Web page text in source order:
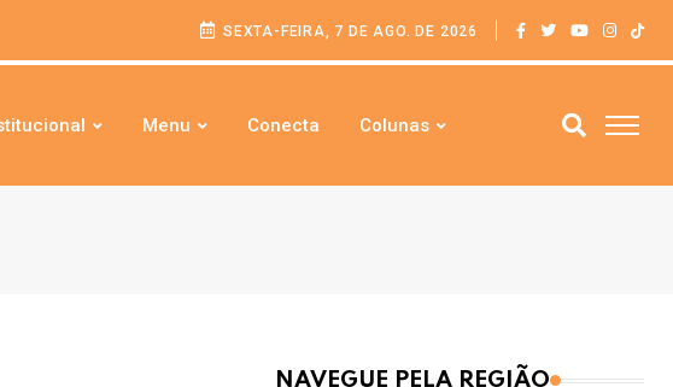
SEXTA-FEIRA, 7 DE AGO. DE 2026
Menu Conecta Colunas
NAVEGUE PELA REGIÃO